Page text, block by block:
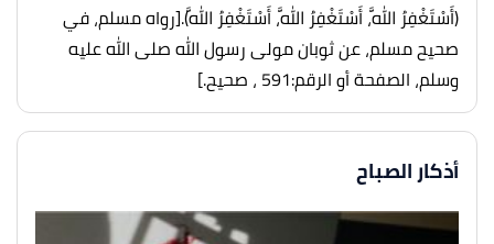
(أَسْتَغْفِرُ اللَّهَ، أَسْتَغْفِرُ اللَّهَ، أَسْتَغْفِرُ اللَّهَ).[رواه مسلم، في
صحيح مسلم، عن ثوبان مولى رسول الله صلى الله عليه
وسلم، الصفحة أو الرقم:591 ، صحيح.]
أذكار الصباح